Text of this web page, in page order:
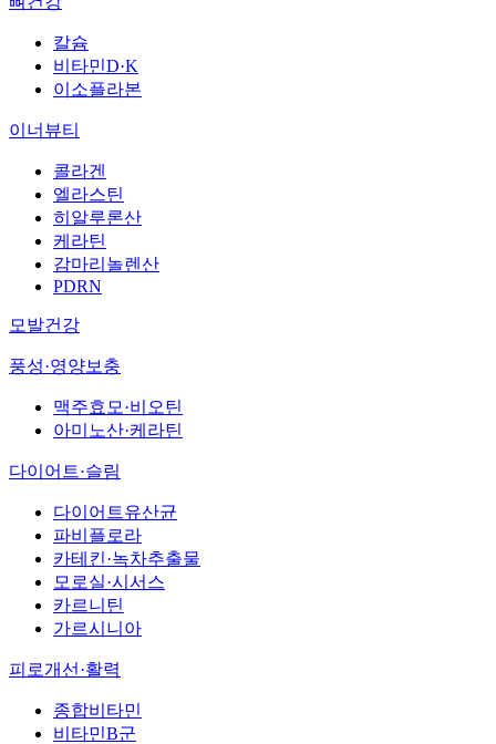
칼슘
비타민D·K
이소플라본
이너뷰티
콜라겐
엘라스틴
히알루론산
케라틴
감마리놀렌산
PDRN
모발건강
풍성·영양보충
맥주효모·비오틴
아미노산·케라틴
다이어트·슬림
다이어트유산균
파비플로라
카테킨·녹차추출물
모로실·시서스
카르니틴
가르시니아
피로개선·활력
종합비타민
비타민B군